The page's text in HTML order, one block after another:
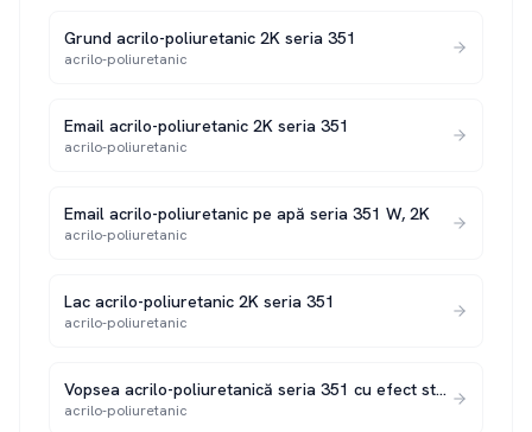
Grund acrilo-poliuretanic 2K seria 351
acrilo-poliuretanic
Email acrilo-poliuretanic 2K seria 351
acrilo-poliuretanic
Email acrilo-poliuretanic pe apă seria 351 W, 2K
acrilo-poliuretanic
Lac acrilo-poliuretanic 2K seria 351
acrilo-poliuretanic
Vopsea acrilo-poliuretanică seria 351 cu efect structurat 2K
acrilo-poliuretanic